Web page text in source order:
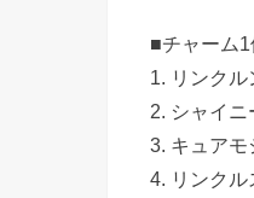
■チャーム
1. リンク
2. シャイニ
3. キュアモ
4. リンクル